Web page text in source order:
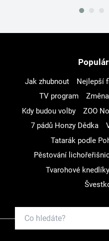
Jak zhubnout Nejlepší
TV program
Kdy budou volby
ZOO
7 pádů Honzy Dědka
Tatarák podle
Pěstování
Tvarohové knedlíky